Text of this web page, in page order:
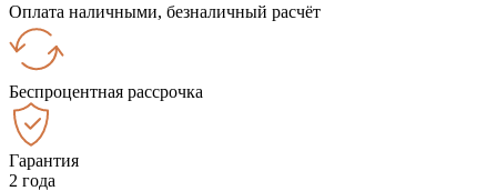
Оплата наличными, безналичный расчёт
Беспроцентная рассрочка
Гарантия
2 года